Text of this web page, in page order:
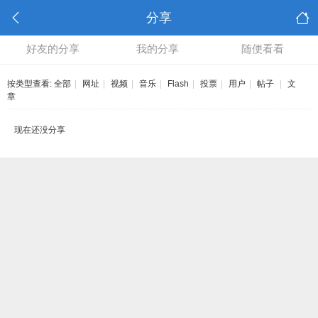
分享
好友的分享 我的分享 随便看看
按类型查看: 全部 网址 视频 音乐 Flash 投票 用户 帖子
文
章
现在还没分享